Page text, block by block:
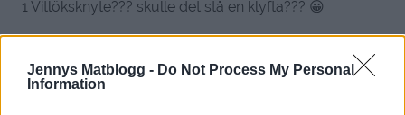
Jennys Matblogg - Do Not Process My Personal
Information
1 Vitlöksknyte??? skulle det stå en klyfta??? 😀
jennysmatblogg